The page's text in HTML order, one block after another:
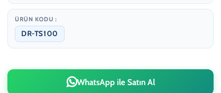
ÜRÜN KODU :
DR-TS100
WhatsApp ile Satın Al